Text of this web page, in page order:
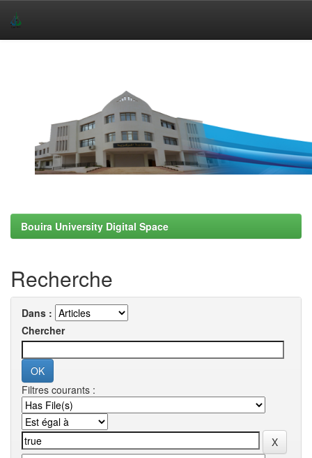
Bouira University Digital Space
Recherche
Dans :
Chercher
Filtres courants :